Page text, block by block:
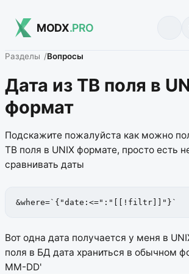
MODX.PRO
Разделы Вопросы
Дата из ТВ поля в
формат
Подскажите пожалуйста как можно
ТВ поля в UNIX формате, просто есть
сравнивать даты
&where=`{"date:<=":"[[!filtr]]"}`
Вот одна дата получается у меня в
поля в БД дата храниться в обычном
MM-DD'